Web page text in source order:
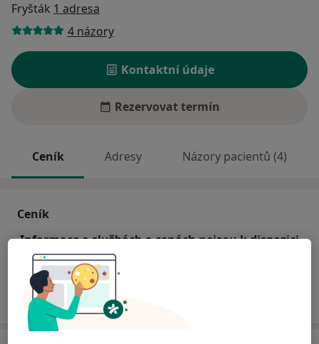
Fryšták 1 adresa
4 názory
Kontaktní údaje
Rezervovat termín
Ceník Adresy Názory pacientů (4)
Ceník
Informace o službách a cenách nejsou k dispozici
Tento specialista ještě nepřidával žádné informace o
svých službách.